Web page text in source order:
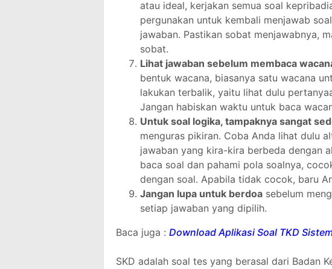
atau ideal, kerjakan semua soal
pergunakan untuk kembali menjawab
jawaban. Pastikan sobat menjawabnya,
sobat.
Lihat jawaban sebelum membaca
bentuk wacana, biasanya satu wacana
lakukan terbalik, yaitu lihat dulu
Jangan habiskan waktu untuk baca
Untuk soal logika, tampaknya sangat
menguras pikiran. Coba Anda lihat dulu
jawaban yang kira-kira berbeda dengan
baca soal dan pahami pola soalnya,
dengan soal. Apabila tidak cocok, baru
Jangan lupa untuk berdoa sebelum
setiap jawaban yang dipilih.
Baca juga : Download Aplikasi Soal TKD
SKD adalah soal tes yang berasal dari Badan